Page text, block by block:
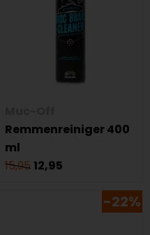
Remmenreiniger 400
ml
15,9512,95
-22%